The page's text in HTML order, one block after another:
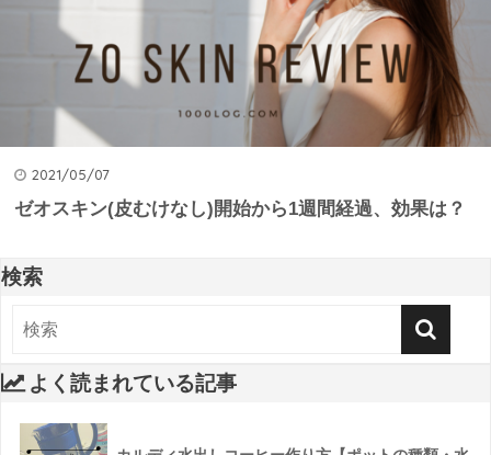
2021/05/07
ゼオスキン(皮むけなし)開始から1週間経過、効果は？
検索
よく読まれている記事